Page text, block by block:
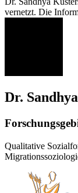
vernetzt. Die
Dr.
Qualitative